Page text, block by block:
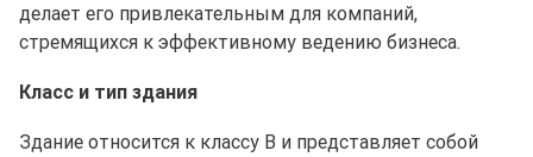
делает его привлекательным для компаний,
стремящихся к эффективному ведению бизнеса.
Класс и тип здания
Здание относится к классу B и представляет собой